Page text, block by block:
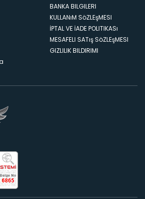
BANKA BILGILERI
KULLANıM SöZLEşMESI
İPTAL VE İADE POLITIKASı
MESAFELI SATış SöZLEşMESI
GIZLILIK BILDIRIMI